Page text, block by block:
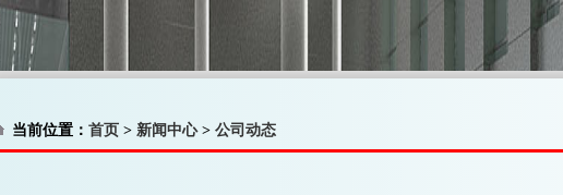
当前位置： 首页 > 新闻中心> 公司动态